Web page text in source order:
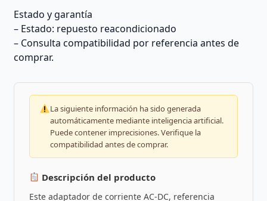
Estado y garantía
– Estado: repuesto reacondicionado
– Consulta compatibilidad por referencia antes de
comprar.
La siguiente información ha sido generada
automáticamente mediante inteligencia artificial.
Puede contener imprecisiones. Verifique la
compatibilidad antes de comprar.
Descripción del producto
Este adaptador de corriente AC-DC, referencia